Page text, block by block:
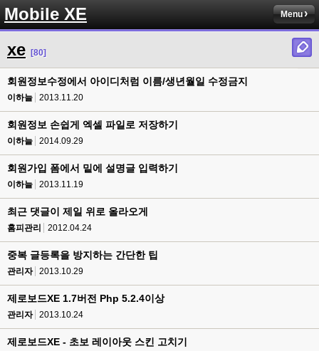
Mobile XE Menu
xe [80]
회원정보수정에서 아이디처럼 이름/생년월일 수정금지
이하늘 2013.11.20
회원정보 손쉽게 엑셀 파일로 저장하기
이하늘 2014.09.29
회원가입 폼에서 밑에 설명글 입력하기
이하늘 2013.11.19
최근 댓글이 제일 위로 올라오게
홈피관리 2012.04.24
중복 글등록을 방지하는 간단한 팁
관리자 2013.10.29
제로보드XE 1.7버전 Php 5.2.4이상
관리자 2013.10.24
제로보드XE - 초보 레이아웃 스킨 고치기